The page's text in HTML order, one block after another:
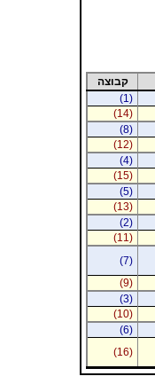
קבוצה
(1)
(14)
(8)
(12)
(4)
(15)
(5)
(13)
(2)
(11)
(7)
(9)
(3)
(10)
(6)
(16)